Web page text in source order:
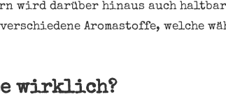
wird darüber hinaus auch
Aromastoffe, welche
wirklich?